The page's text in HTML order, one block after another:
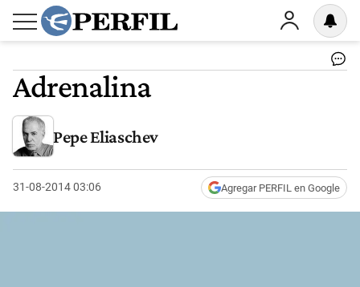
Adrenalina
Pepe Eliaschev
31-08-2014 03:06 Agregar PERFIL en Google